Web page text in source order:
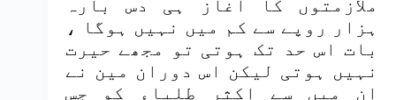
ملازمتوں کا آغاز ہی دس بارہ
ہزار روپے سے کم میں نہیں ہوگا ،
بات اس حد تک ہوتی تو مجھے حیرت
نہیں ہوتی لیکن اس دوران مین نے
ان میں سے اکثر طلباء کو جس